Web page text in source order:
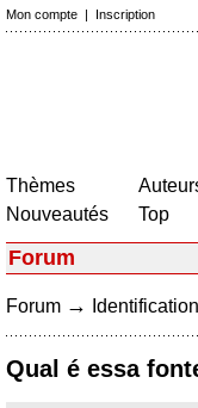
Mon compte | Inscription
Thèmes
Nouveautés
Top
Forum
Forum →
Qual é essa